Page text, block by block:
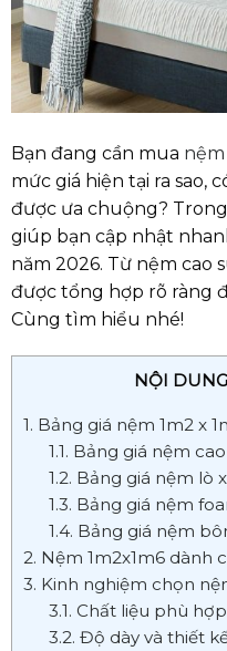
Bạn đang cần mua nệm
mức giá hiện tại ra sao,
được ưa chuộng?
giúp bạn cập nhật
năm 2026. Từ nệm cao
được tổng hợp rõ ràng
Cùng tìm hiểu nhé!
NỘI
1. Bảng giá nệm 1m2 x
1.1. Bảng giá nệm
1.2. Bảng giá nệm lò
1.3. Bảng giá nệm
1.4. Bảng giá nệm
2. Nệm 1m2x1m6 dành
3. Kinh nghiệm chọn
3.1. Chất liệu phù hợp
3.2. Độ dày và thiết